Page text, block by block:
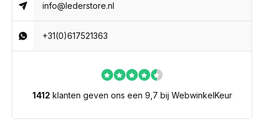
info@lederstore.nl
+31(0)617521363
1412 klanten geven ons een 9,7 bij WebwinkelKeur